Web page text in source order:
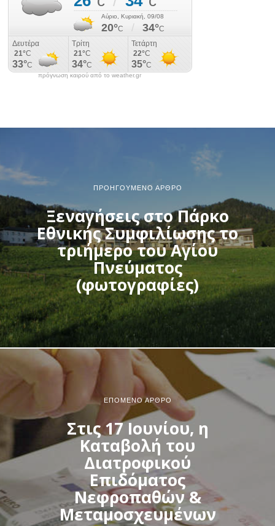
πρόγνωση καιρού από το weather.gr
ΠΡΟΗΓΟΎΜΕΝΟ ΆΡΘΡΟ
Ξεναγήσεις στο Πάρκο
Εθνικής Συμφιλίωσης το
τριήμερο του Αγίου
Πνεύματος
(φωτογραφίες)
ΕΠΌΜΕΝΟ ΆΡΘΡΟ
Στις 17 Ιουνίου, η
Καταβολή του
Διατροφικού
Επιδόματος
Νεφροπαθών &
Μεταμοσχευμένων